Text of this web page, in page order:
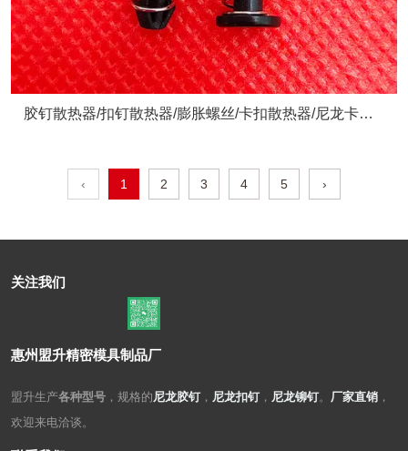
胶钉散热器/扣钉散热器/膨胀螺丝/卡扣散热器/尼龙卡扣/
‹ 1 2 3 4 5 ›
关注我们
惠州盟升精密模具制品厂
盟升生产各种型号 ，规格的尼龙胶钉， 尼龙扣钉， 尼龙铆钉。 厂家直销 ，
欢迎来电洽谈。